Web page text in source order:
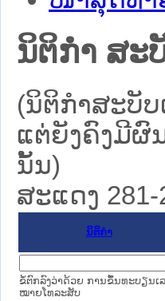
ນິຕິກໍາ ສະ
(ນິຕິກໍາສະບັ
ແຕ່ຍັງຄົງມີຜົ
ນັ້ນ)
ສະແດງ
ນິຕິກໍາ
ຂໍ້ຕົກລົງວ່າດ້ວຍ ການຂຶ້ນທະບຽນເ
ໝາຍໂທລະສັບ